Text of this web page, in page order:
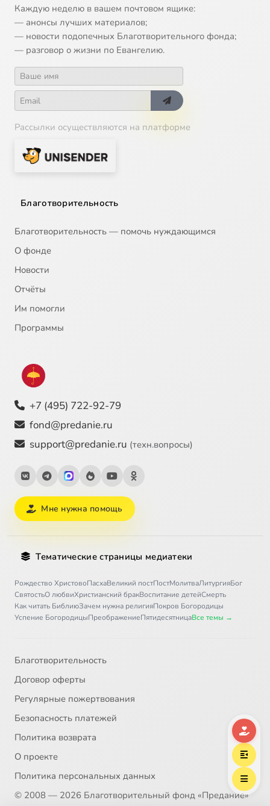
Каждую неделю в вашем почтовом ящике:
— анонсы лучших материалов;
— новости подопечных Благотворительного фонда;
— разговор о жизни по Евангелию.
Рассылки осуществляются на платформе
Благотворительность
Благотворительность — помочь нуждающимся
О фонде
Новости
Отчёты
Им помогли
Программы
+7 (495) 722-92-79
fond@predanie.ru
support@predanie.ru (техн.вопросы)
Мне нужна помощь
Тематические страницы медиатеки
Рождество ХристовоПасхаВеликий постПостМолитваЛитургияБог
СвятостьО любвиХристианский бракВоспитание детейСмерть
Как читать БиблиюЗачем нужна религияПокров Богородицы
Успение БогородицыПреображениеПятидесятницаВсе темы →
Благотворительность
Договор оферты
Регулярные пожертвования
Безопасность платежей
Политика возврата
О проекте
Политика персональных данных
© 2008 — 2026 Благотворительный фонд «Предание»